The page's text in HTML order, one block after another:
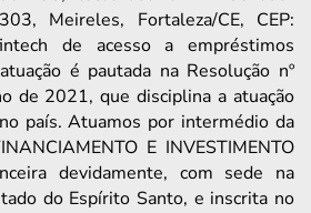
Meireles, Fortaleza/CE, CEP:
de acesso a empréstimos
é pautada na Resolução nº
de 2021, que disciplina a atuação
país. Atuamos por intermédio da
E INVESTIMENTO
devidamente, com sede na
do Espírito Santo, e inscrita no